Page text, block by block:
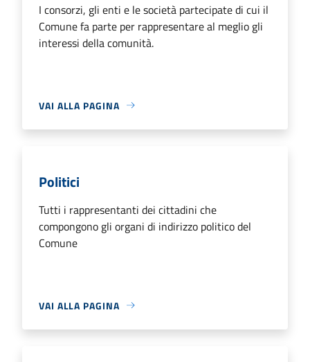
I consorzi, gli enti e le società partecipate di cui il
Comune fa parte per rappresentare al meglio gli
interessi della comunità.
VAI ALLA PAGINA
Politici
Tutti i rappresentanti dei cittadini che
compongono gli organi di indirizzo politico del
Comune
VAI ALLA PAGINA